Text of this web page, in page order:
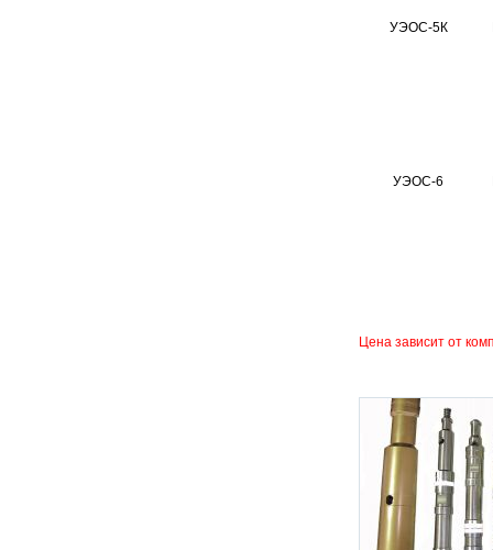
УЭОС-5К
УЭОС-6
Цена зависит от